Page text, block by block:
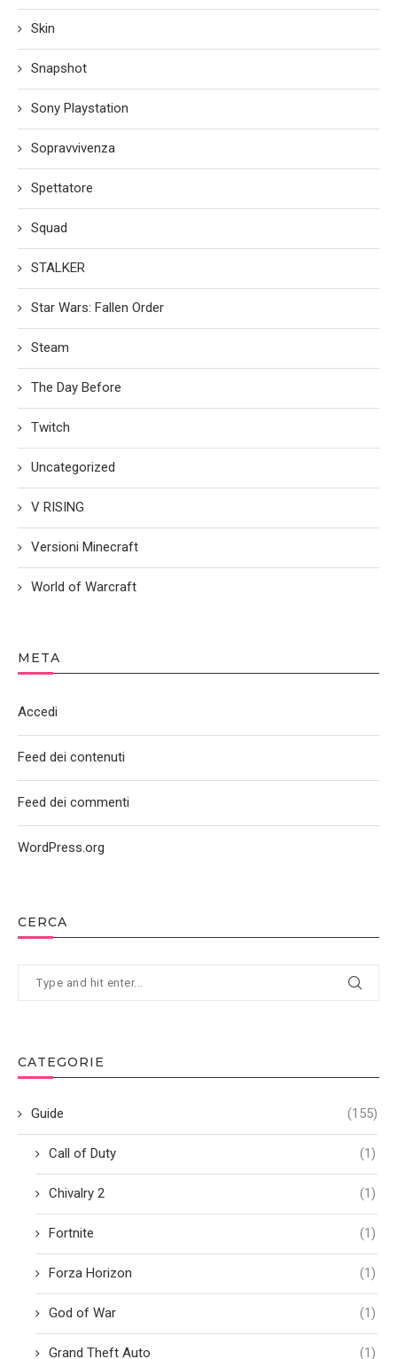
CERCA
CATEGORIE
Guide (155)
Call of Duty (1)
Chivalry 2 (1)
Fortnite (1)
Forza Horizon (1)
God of War (1)
Grand Theft Auto (1)
Skin
Snapshot
Sony Playstation
Sopravvivenza
Spettatore
Squad
STALKER
Star Wars: Fallen Order
Steam
The Day Before
Twitch
Uncategorized
V RISING
Versioni Minecraft
World of Warcraft
META
Accedi
Feed dei contenuti
Feed dei commenti
WordPress.org